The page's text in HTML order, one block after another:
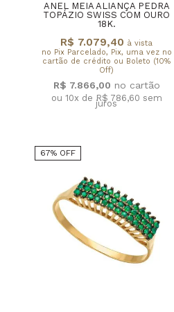
ANEL MEIA ALIANÇA PEDRA
TOPÁZIO SWISS COM OURO
18K.
R$ 7.079,40 à vista
no Pix Parcelado, Pix, uma vez no
cartão de crédito ou Boleto (10%
Off)
R$ 7.866,00
ou 10x de R$ 786,60 sem
juros
67% OFF